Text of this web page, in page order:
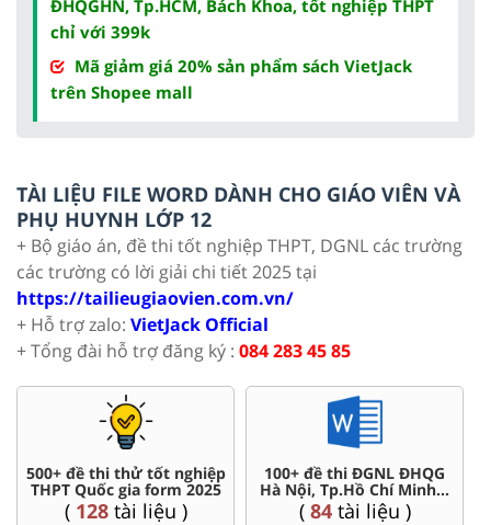
ĐHQGHN, Tp.HCM, Bách Khoa, tốt nghiệp THPT
chỉ với 399k
Mã giảm giá 20% sản phẩm sách VietJack
trên Shopee mall
TÀI LIỆU FILE WORD DÀNH CHO GIÁO VIÊN VÀ
PHỤ HUYNH LỚP 12
+ Bộ giáo án, đề thi tốt nghiệp THPT, DGNL các trường
các trường có lời giải chi tiết 2025 tại
https://tailieugiaovien.com.vn/
+ Hỗ trợ zalo: VietJack Official
+ Tổng đài hỗ trợ đăng ký : 084 283 45 85
100+ đề thi ĐGNL ĐHQG
Nội, Tp.Hồ Chí Minh...
84tài liệu )
Đề thi giữa kì, cuối kì 12
(143tài liệu )